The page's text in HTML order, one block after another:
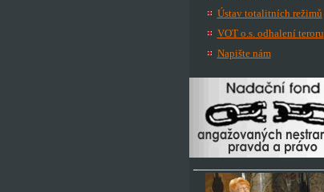
Ústav totalitních režimů
VOT o.s. odhalení teroru
Napište nám